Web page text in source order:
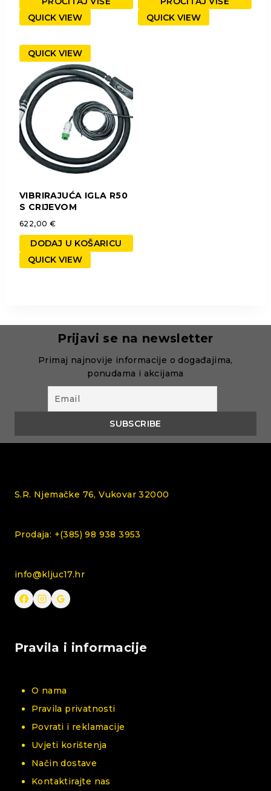
QUICK VIEW
QUICK VIEW
QUICK VIEW
VIBRIRAJUĆA IGLA R50
S CRIJEVOM
622,00 €
DODAJ U KOŠARICU
QUICK VIEW
Prijavi se na newsletter
Primaj najnovije informacije o događajima,
ponudama i akcijama
S.R. Njemačke 76, Vukovar 32000
Prodaja: +(385) 98 938 3953
info@kljuc17.hr
Pravila i informacije
O nama
Pravila privatnosti
Povrati i reklamacije
Uvjeti korištenja
Način dostave
Kontaktirajte nas